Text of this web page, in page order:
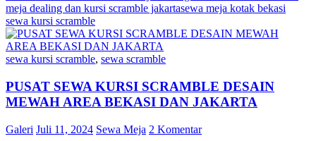
meja dealing dan kursi scramble jakartasewa meja kotak bekasi
sewa kursi scramble
sewa kursi scramble, sewa scramble
PUSAT SEWA KURSI SCRAMBLE DESAIN
MEWAH AREA BEKASI DAN JAKARTA
Galeri Juli 11, 2024 Sewa Meja 2 Komentar